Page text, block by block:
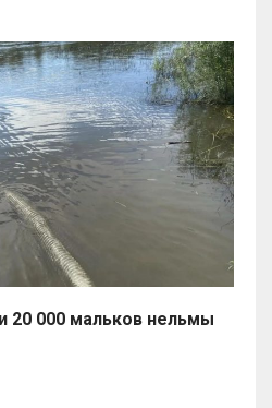
20 000 мальков нельмы